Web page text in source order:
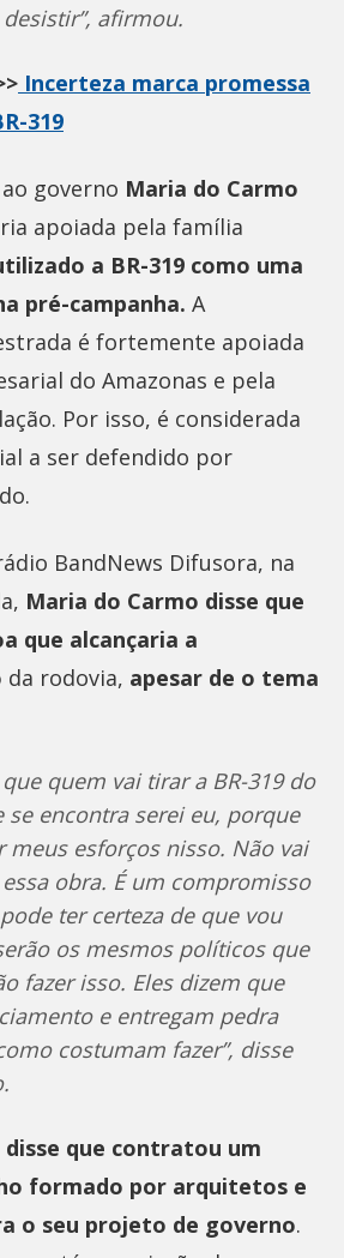
afirmou.
Incerteza marca promessa
319
governo Maria do Carmo
apoiada pela família
a BR-319 como uma
pré-campanha. A
é fortemente apoiada
do Amazonas e pela
Por isso, é considerada
a ser defendido por
BandNews Difusora, na
Maria do Carmo disse que
que alcançaria a
da rodovia, apesar de o tema
quem vai tirar a BR-319 do
se encontra serei eu, porque
meus esforços nisso. Não vai
obra. É um compromisso
ter certeza de que vou
os mesmos políticos que
fazer isso. Eles dizem que
e entregam pedra
costumam fazer”, disse
que contratou um
formado por arquitetos e
o seu projeto de governo.